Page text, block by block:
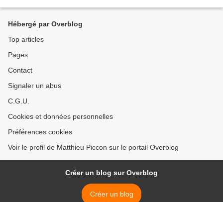
Hébergé par Overblog
Top articles
Pages
Contact
Signaler un abus
C.G.U.
Cookies et données personnelles
Préférences cookies
Voir le profil de Matthieu Piccon sur le portail Overblog
Créer un blog sur Overblog
Créer un blog